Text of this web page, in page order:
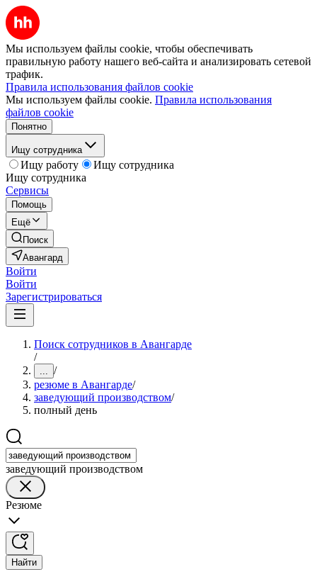
Мы используем файлы cookie, чтобы обеспечивать
правильную работу нашего веб-сайта и анализировать сетевой
трафик.
Правила использования файлов cookie
Мы используем файлы cookie. Правила использования
файлов cookie
Понятно
Ищу сотрудника
Ищу работу
Ищу сотрудника
Ищу сотрудника
Сервисы
Помощь
Ещё
Поиск
Авангард
Войти
Войти
Зарегистрироваться
Поиск сотрудников в Авангарде
/
... /
резюме в Авангарде/
заведующий производством/
полный день
заведующий производством
Резюме
Найти